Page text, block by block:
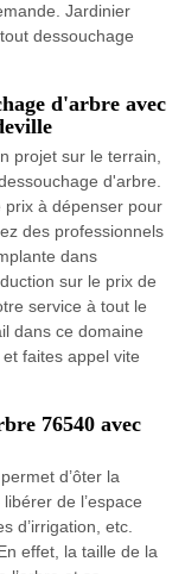
Jardinier
dessouchage
d'arbre avec
projet sur le terrain,
d'arbre.
prix à dépenser pour
des professionnels
dans
sur le prix de
service à tout le
dans ce domaine
faites appel vite
76540 avec
d’ôter la
de l’espace
d’irrigation, etc.
effet, la taille de la